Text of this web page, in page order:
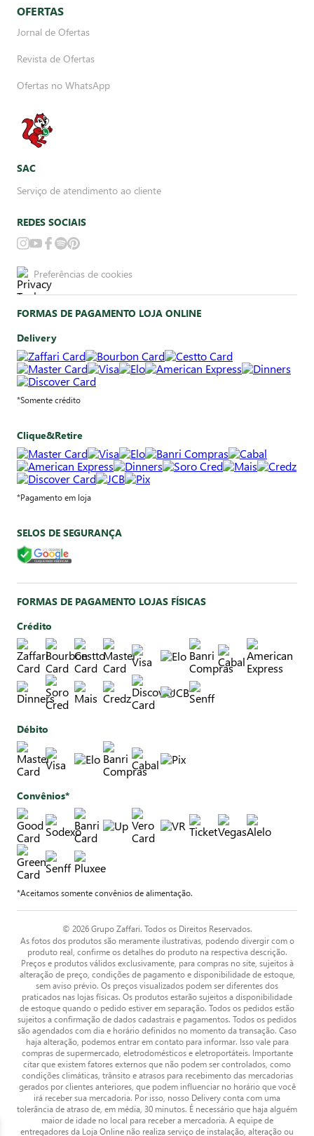
OFERTAS
Jornal de Ofertas
Revista de Ofertas
Ofertas no WhatsApp
SAC
Serviço de atendimento ao cliente
REDES SOCIAIS
Preferências de cookies
FORMAS DE PAGAMENTO LOJA ONLINE
Delivery
*Somente crédito
Clique&Retire
*Pagamento em loja
SELOS DE SEGURANÇA
FORMAS DE PAGAMENTO LOJAS FÍSICAS
Crédito
Débito
Convênios*
*Aceitamos somente convênios de alimentação.
© 2026 Grupo Zaffari. Todos os Direitos Reservados.
As fotos dos produtos são meramente ilustrativas, podendo divergir com o
produto real, confirme os detalhes do produto na respectiva descrição.
Preços e produtos válidos exclusivamente, para compras no site, sujeitos à
alteração de preço, condições de pagamento e disponibilidade de estoque,
sem aviso prévio. Os preços visualizados podem ser diferentes dos
praticados nas lojas físicas. Os produtos estarão sujeitos a disponibilidade
de estoque quando o pedido estiver em separação. Todos os pedidos estão
sujeitos a confirmação de dados cadastrais e pagamentos. Todos os pedidos
são agendados com dia e horário definidos no momento da transação. Caso
haja alteração, podemos entrar em contato para informar. Isso vale para
compras de supermercado, eletrodomésticos e eletroportáteis. Importante
citar que existem fatores externos que não podem ser controlados, como
condições climáticas, trânsito e atrasos para recebimento das mercadorias
gerados por clientes anteriores, que podem influenciar no horário que você
irá receber sua mercadoria. Por isso, nosso Delivery conta com uma
tolerância de atraso de, em média, 30 minutos. É necessário que haja alguém
maior de idade no local para receber a mercadoria. A equipe de
entregadores da Loja Online não realiza serviço de instalação, alteração ou